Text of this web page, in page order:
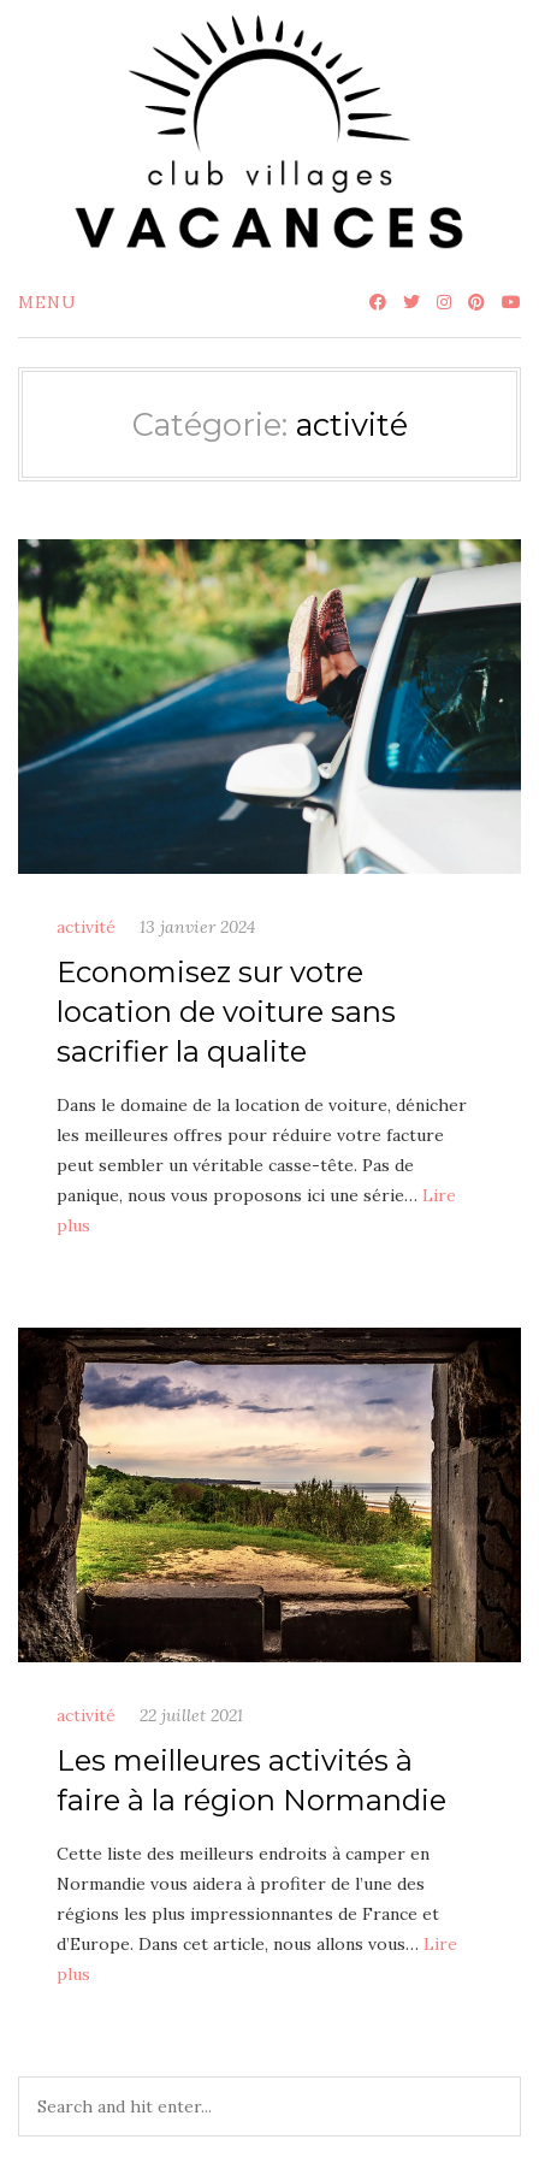
MENU
Catégorie: activité
activité 13 janvier 2024
Economisez sur votre
location de voiture sans
sacrifier la qualite
Dans le domaine de la location de voiture, dénicher
les meilleures offres pour réduire votre facture
peut sembler un véritable casse-tête. Pas de
panique, nous vous proposons ici une série… Lire
plus
activité 22 juillet 2021
Les meilleures activités à
faire à la région Normandie
Cette liste des meilleurs endroits à camper en
Normandie vous aidera à profiter de l’une des
régions les plus impressionnantes de France et
d’Europe. Dans cet article, nous allons vous… Lire
plus